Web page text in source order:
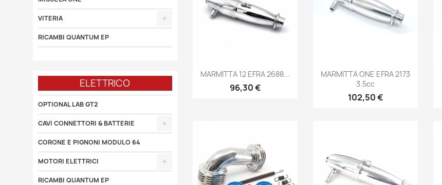
VITERIA
RICAMBI QUANTUM EP
ELETTRICO
OPTIONAL LAB GT2
CAVI CONNETTORI & BATTERIE
CORONE E PIGNONI MODULO 64
MOTORI ELETTRICI
RICAMBI QUANTUM EP
Anteprima
MARMITTA 12 EFRA 2688...
Prezzo
96,30 €
Anteprima
MARMITTA ONE EFRA 2173
3.5cc
Prezzo
102,50 €